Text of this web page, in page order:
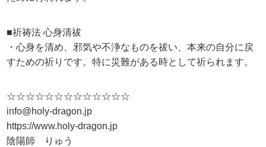
■祈祷法 心身清祓
・心身を清め、邪気や不浄なものを祓い、本来の自分に戻
すための祈りです。特に災難がある時として祈られます。
☆☆☆☆☆☆☆☆☆☆☆☆☆
info@holy-dragon.jp
https://www.holy-dragon.jp
陰陽師 りゅう